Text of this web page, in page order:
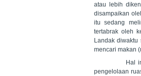
atau lebih
disampaikan
itu sedang
tertabrak oleh
Landak
mencari makan
Hal ini
pengelolaan